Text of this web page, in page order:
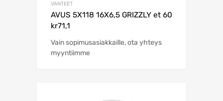
VANTEET
AVUS 5X118 16X6,5 GRIZZLY et 60
kr71,1
Vain sopimusasiakkaille, ota yhteys
myyntiimme